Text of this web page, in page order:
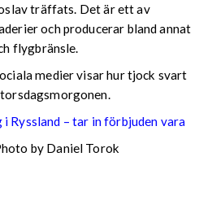
träffats. Det är ett av
och producerar bland annat
flygbränsle.
medier visar hur tjock svart
Ryssland – tar in förbjuden vara
by Daniel Torok